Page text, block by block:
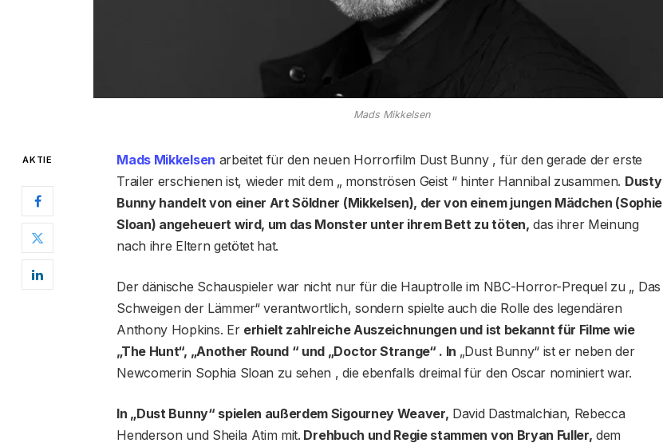
Mads Mikkelsen
AKTIE Mads Mikkelsen arbeitet für den neuen Horrorfilm Dust Bunny , für den gerade der erste
Trailer erschienen ist, wieder mit dem „ monströsen Geist “ hinter Hannibal zusammen. Dusty
Bunny handelt von einer Art Söldner (Mikkelsen), der von einem jungen Mädchen (Sophie
Sloan) angeheuert wird, um das Monster unter ihrem Bett zu töten, das ihrer Meinung
nach ihre Eltern getötet hat.
Der dänische Schauspieler war nicht nur für die Hauptrolle im NBC-Horror-Prequel zu „ Das
Schweigen der Lämmer“ verantwortlich, sondern spielte auch die Rolle des legendären
Anthony Hopkins. Er erhielt zahlreiche Auszeichnungen und ist bekannt für Filme wie
„The Hunt“, „Another Round “ und „Doctor Strange“ . In „Dust Bunny“ ist er neben der
Newcomerin Sophia Sloan zu sehen , die ebenfalls dreimal für den Oscar nominiert war.
In „Dust Bunny“ spielen außerdem Sigourney Weaver, David Dastmalchian, Rebecca
Henderson und Sheila Atim mit. Drehbuch und Regie stammen von Bryan Fuller, dem